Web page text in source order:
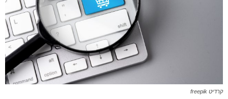
קרדיט freepik